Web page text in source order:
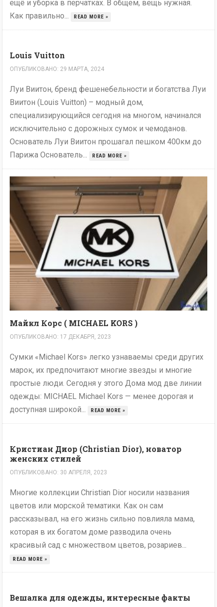
ещё и уборка в перчатках. В общем, вещь нужная.
Как правильно...
READ MORE »
Louis Vuitton
ОПУБЛИКОВАНО: 29 МАРТА, 2024
Луи Виитон, бренд фешенебельности и богатства Луи
Виитон (Louis Vuitton) – модный дом,
специализирующийся сегодня на многом, начинался
исключительно с дорожных сумок и чемоданов.
Основатель Луи Виитон прошагал пешком 400км до
Парижа Основатель...
READ MORE »
Майкл Корс ( MICHAEL KORS )
ОПУБЛИКОВАНО: 17 ДЕКАБРЯ, 2023
Сумки «Michael Kors» легко узнаваемы среди других
марок, их предпочитают многие звезды и многие
простые люди. Сегодня у этого Дома мод две линии
одежды: MICHAEL Michael Kors — менее дорогая и
доступная широкой...
READ MORE »
Кристиан Диор (Christian Dior), новатор
женских стилей
ОПУБЛИКОВАНО: 30 АПРЕЛЯ, 2023
Многие коллекции Christian Dior носили названия
цветов или морской тематики. Как он сам
рассказывал, на его жизнь сильно повлияла мама,
которая в их богатом доме разводила очень
красивый сад с множеством цветов, розариев...
READ MORE »
Вешалка для одежды, интересные факты